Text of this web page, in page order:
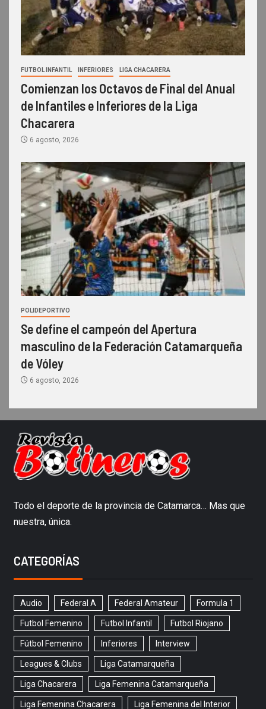
FUTBOL INFANTIL INFERIORES LIGA CHACARERA
Comienzan los Octavos de Final del Anual
de Infantiles e Inferiores de la Liga
Chacarera
6 agosto, 2026
POLIDEPORTIVO
Se define el campeón del Apertura
masculino de la Federación Catamarqueña
de Vóley
6 agosto, 2026
Todo el deporte de la provincia de Catamarca… Mas que
nuestra, única.
CATEGORÍAS
Audio Federal A Federal Amateur Formula 1
Futbol Femenino Futbol Infantil Futbol Riojano
Fútbol Femenino Inferiores Interview
Leagues & Clubs Liga Catamarqueña
Liga Chacarera Liga Femenina Catamarqueña
Liga Femenina Chacarera Liga Femenina del Interior